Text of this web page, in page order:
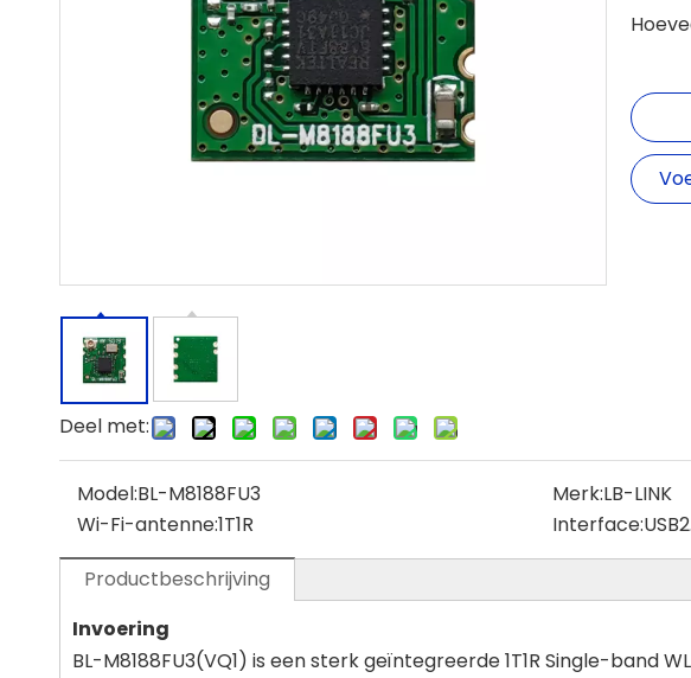
Deel met:
Model:BL-M8188FU3 Merk:LB-LINK
Wi-Fi-antenne:1T1R Interface:
Productbeschrijving
Invoering
BL-M8188FU3(VQ1) is een sterk geïntegreerde 1T1R Single-band